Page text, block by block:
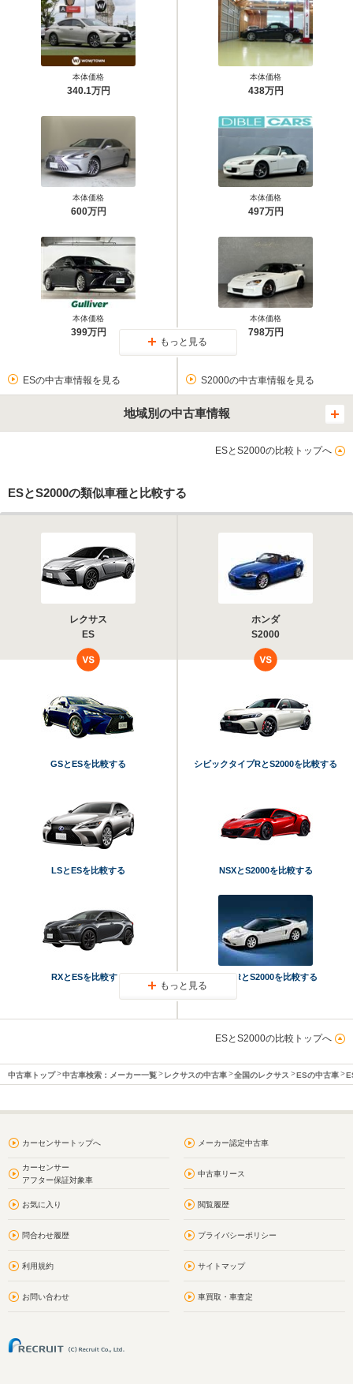
本体価格
340.1万円
本体価格
600万円
本体価格
399万円
本体価格
438万円
本体価格
497万円
本体価格
798万円
もっと見る
ESの中古車情報を見る S2000の中古車情報を見る
地域別の中古車情報
ESとS2000の比較トップへ
ESとS2000の類似車種と比較する
レクサス
ES
ホンダ
S2000
GSとESを比較する
LSとESを比較する
RXとESを比較する
シビックタイプRとS2000を比較する
NSXとS2000を比較する
NSX-RとS2000を比較する
もっと見る
ESとS2000の比較トップへ
中古車トップ 中古車検索：メーカー一覧 レクサスの中古車 全国のレクサス ESの中古車
カーセンサートップへ メーカー認定中古車
カーセンサー
アフター保証対象車
中古車リース
お気に入り 閲覧履歴
問合わせ履歴 プライバシーポリシー
利用規約 サイトマップ
お問い合わせ 車買取・車査定